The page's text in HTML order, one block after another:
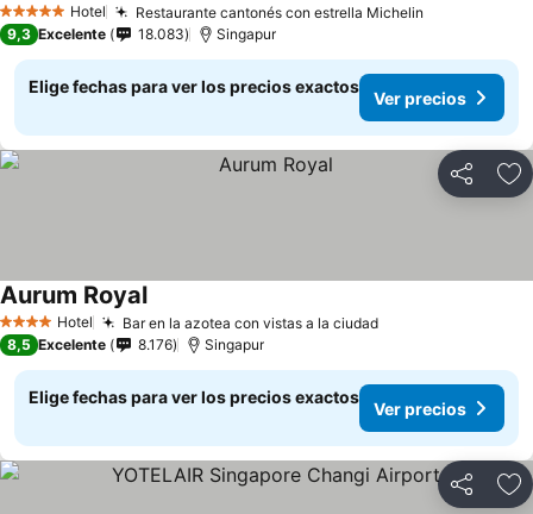
5 Estrellas Hotel Restaurante cantonés con estrella Michelin
9,3 Excelente 18.083 Singapur
Elige fechas para ver los precios exactos
Ver precios
Compartir
4 EstrellasHotel Bar en la azotea con vistas a la ciudad
Aurum Royal
8,5 Excelente 8.176 Singapur
Elige fechas para ver los precios exactos
Ver precios
Compartir